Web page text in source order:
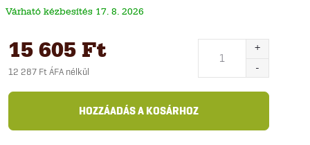
17. 8. 2026
15 605 Ft
12 287 Ft ÁFA nélkül
HOZZÁADÁS A KOSÁRHOZ